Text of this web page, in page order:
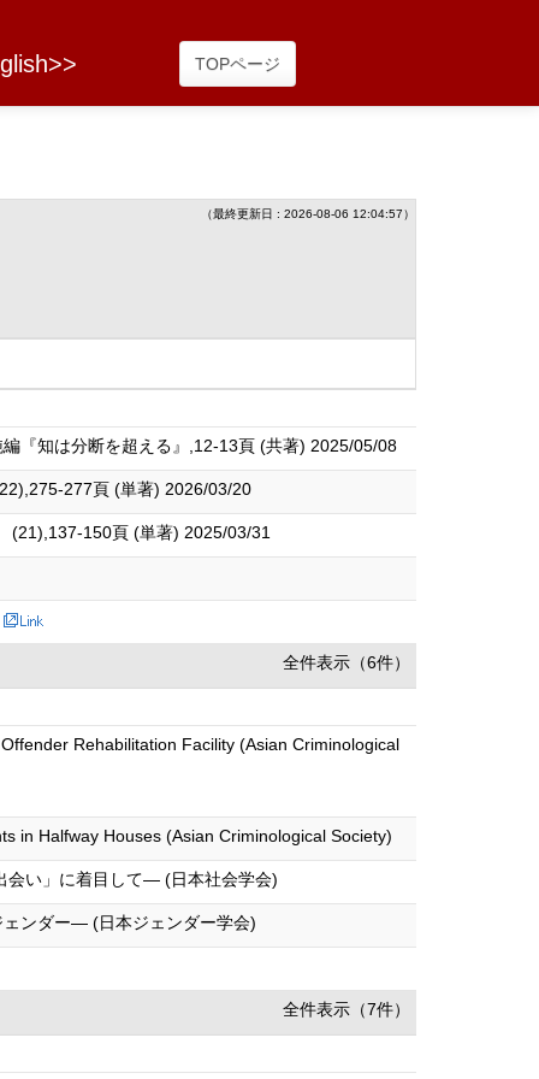
TOPページ
（最終更新日 : 2026-08-06 12:04:57）
『知は分断を超える』,12-13頁 (共著) 2025/05/08
277頁 (単著) 2026/03/20
(21),137-150頁 (単著) 2025/03/31
全件表示（6件）
Rehabilitation Facility (Asian Criminological
in Halfway Houses (Asian Criminological Society)
会い」に着目して― (日本社会学会)
ンダー― (日本ジェンダー学会)
全件表示（7件）